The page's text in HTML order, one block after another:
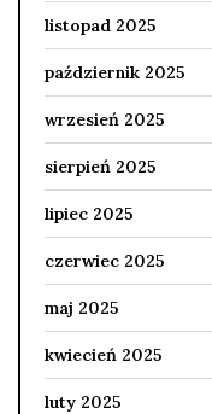
listopad 2025
październik 2025
wrzesień 2025
sierpień 2025
lipiec 2025
czerwiec 2025
maj 2025
kwiecień 2025
luty 2025